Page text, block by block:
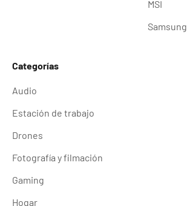
MSI
Samsung
Categorías
Audio
Estación de trabajo
Drones
Fotografía y filmación
Gaming
Hogar